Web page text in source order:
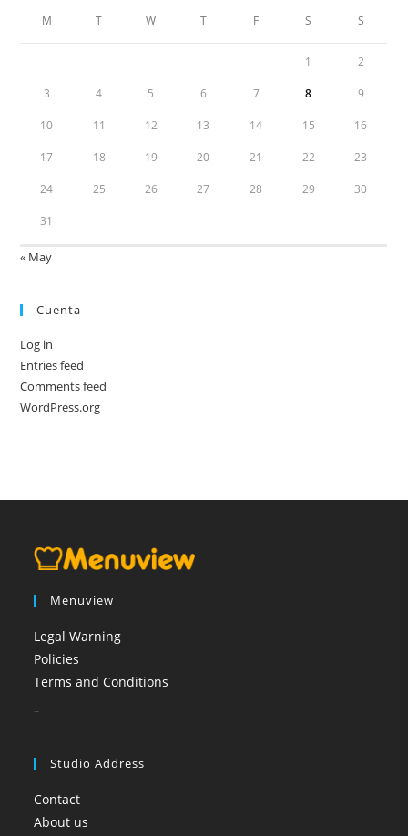
M T W T F S S
1 2
3 4 5 6 7 8 9
10 11 12 13 14 15 16
17 18 19 20 21 22 23
24 25 26 27 28 29 30
31
« May
Cuenta
Log in
Entries feed
Comments feed
WordPress.org
Menuview
Legal Warning
Policies
Terms and Conditions
Studio Address
Contact
About us